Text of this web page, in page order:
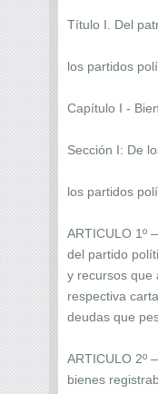
Título I. Del
los partidos
Capítulo I -
Sección I: De
los partidos
ARTICULO 1º
del partido
y recursos que
respectiva
deudas que
ARTICULO 2º
bienes